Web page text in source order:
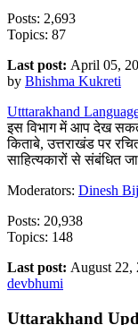
Posts: 2,693
Topics: 87
Last post: April 05,
by Bhishma Kukreti
Utttarakhand
इस विभाग में आप देख सकते
किताबे, उत्तराखंड पर
साहित्यकारों से संबंधित
Moderators: Dinesh
Posts: 20,938
Topics: 148
Last post: August 22,
devbhumi
Uttarakhand